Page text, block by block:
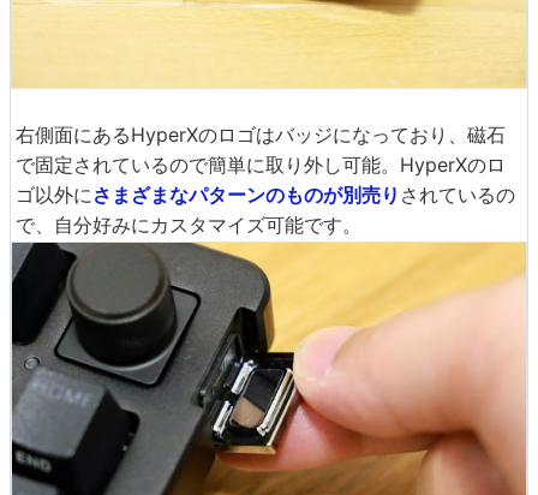
右側面にあるHyperXのロゴはバッジになっており、磁石
で固定されているので簡単に取り外し可能。HyperXのロ
ゴ以外にさまざまなパターンのものが別売り されているの
で、自分好みにカスタマイズ可能です。